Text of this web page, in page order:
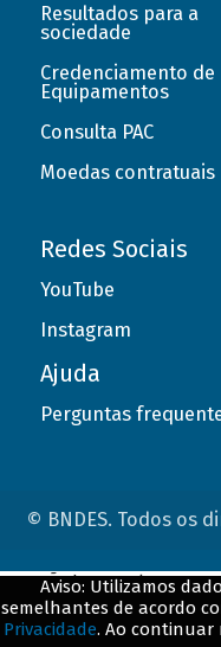
Resultados para a
sociedade
Credenciamento de
Equipamentos
Consulta PAC
Moedas contratuais
Redes Sociais
YouTube
Instagram
Ajuda
Perguntas
© BNDES. Todos os
Aviso: Utilizamos
semelhantes de acordo
Privacidade. Ao continuar
ConteÃºdo complementar
${title}${badge}